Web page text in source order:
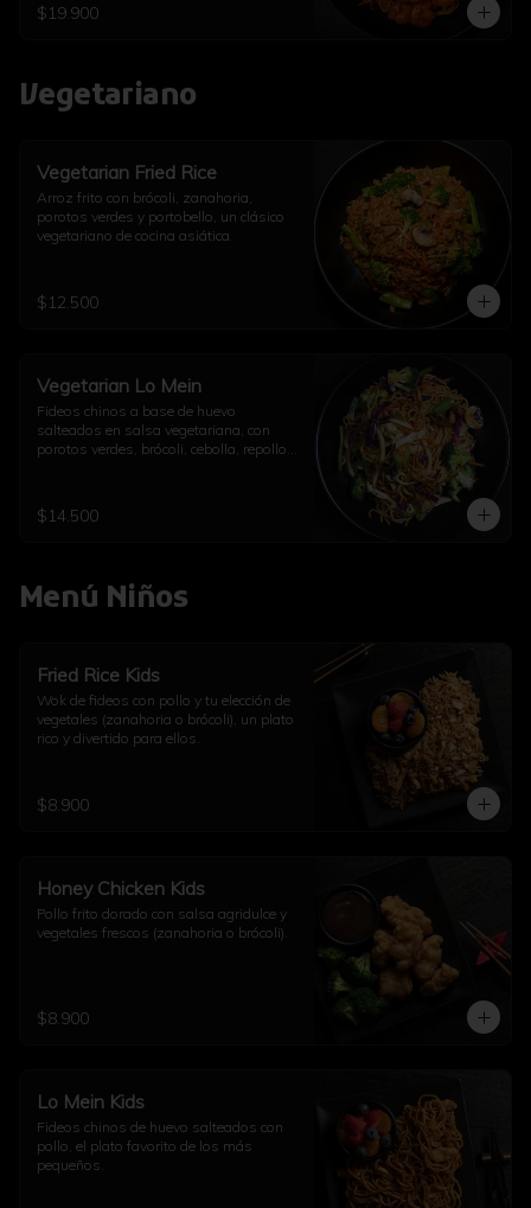
$19.900
Vegetariano
Vegetarian Fried Rice
Arroz frito con brócoli, zanahoria,
porotos verdes y portobello, un clásico
vegetariano de cocina asiática.
$12.500
Vegetarian Lo Mein
Fideos chinos a base de huevo
salteados en salsa vegetariana, con
porotos verdes, brócoli, cebolla, repollo,
$14.500
Menú Niños
Fried Rice Kids
Wok de fideos con pollo y tu elección de
vegetales (zanahoria o brócoli), un plato
rico y divertido para ellos.
$8.900
Honey Chicken Kids
Pollo frito dorado con salsa agridulce y
vegetales frescos (zanahoria o brócoli).
$8.900
Lo Mein Kids
Fideos chinos de huevo salteados con
pollo, el plato favorito de los más
pequeños.